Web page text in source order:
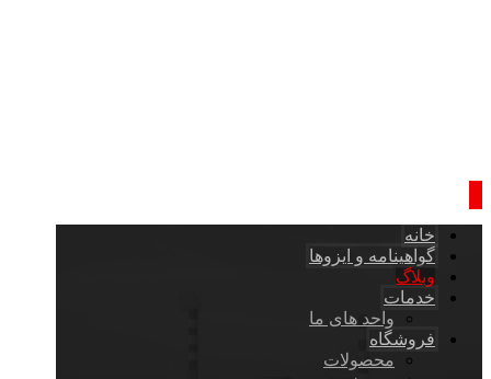
خانه
گواهینامه و ایزوها
وبلاگ
خدمات
واحد های ما
فروشگاه
محصولات